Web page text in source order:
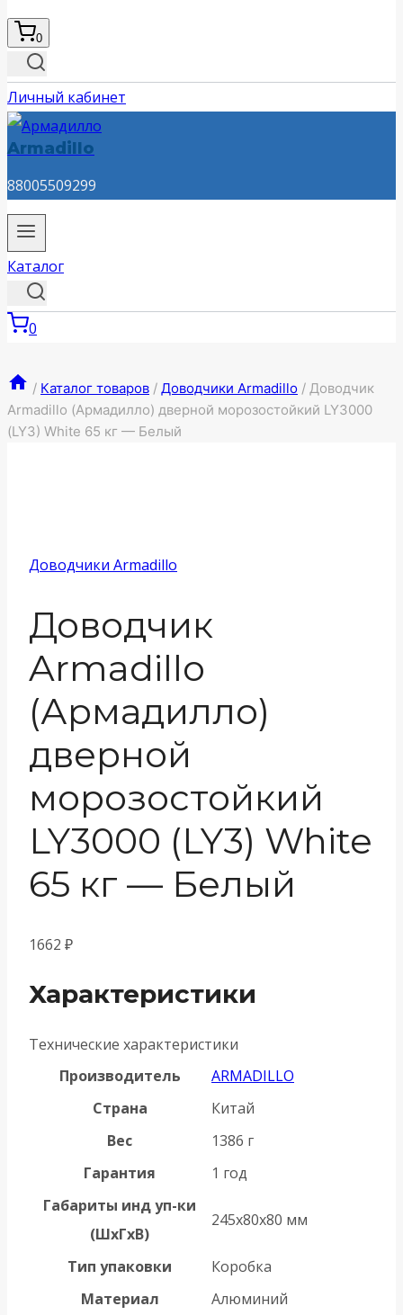
0
Личный кабинет
Armadillo
88005509299
Каталог
0
/ Каталог товаров / Доводчики Armadillo / Доводчик
Armadillo (Армадилло) дверной морозостойкий LY3000
(LY3) White 65 кг — Белый
Доводчики Armadillo
Доводчик
Armadillo
(Армадилло)
дверной
морозостойкий
LY3000 (LY3) White
65 кг — Белый
1662 ₽
Характеристики
Технические характеристики
Производитель
ARMADILLO
Страна
Китай
Вес
1386 г
Гарантия
1 год
Габариты инд уп-ки
(ШхГхВ)
245x80x80 мм
Тип упаковки
Коробка
Материал
Алюминий